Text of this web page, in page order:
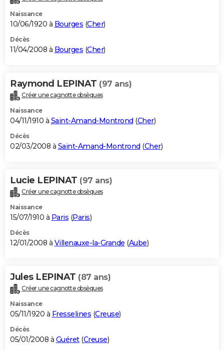
Naissance
10/06/1920 à Bourges (Cher)
Décès
11/04/2008 à Bourges (Cher)
Raymond LEPINAT (97 ans)
Créer une cagnotte obsèques
Naissance
04/11/1910 à Saint-Amand-Montrond (Cher)
Décès
02/03/2008 à Saint-Amand-Montrond (Cher)
Lucie LEPINAT (97 ans)
Créer une cagnotte obsèques
Naissance
15/07/1910 à Paris (Paris)
Décès
12/01/2008 à Villenauxe-la-Grande (Aube)
Jules LEPINAT (87 ans)
Créer une cagnotte obsèques
Naissance
05/11/1920 à Fresselines (Creuse)
Décès
05/01/2008 à Guéret(Creuse)